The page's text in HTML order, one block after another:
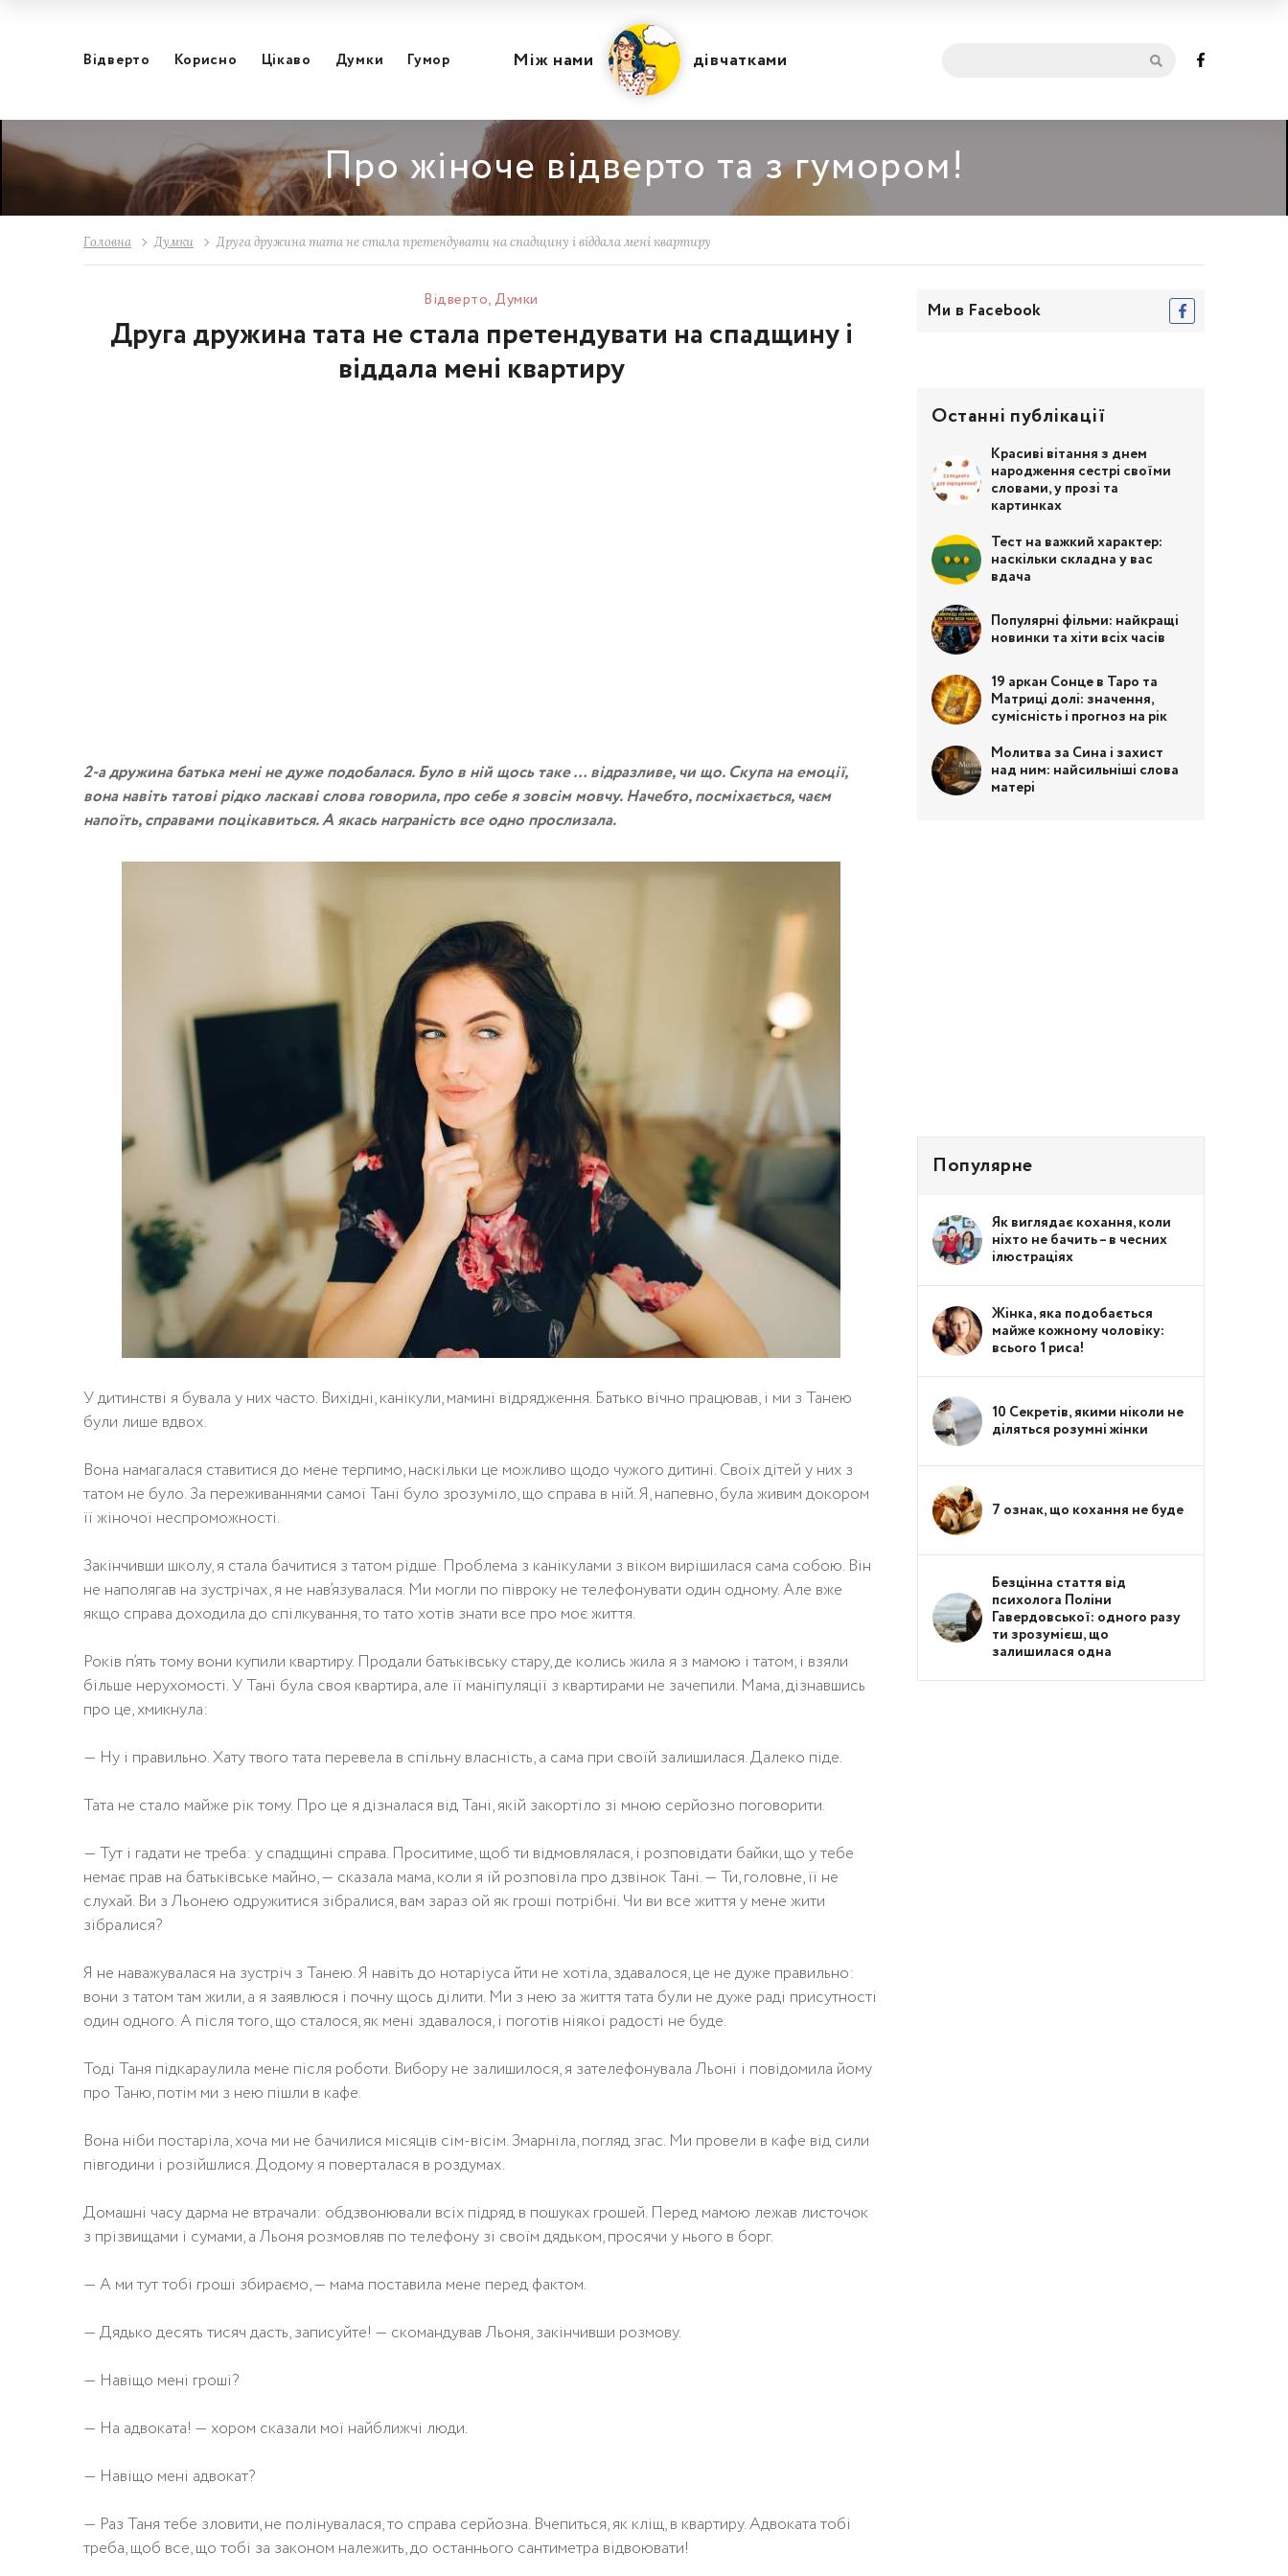
Відвертo Корисно Цікаво Думки Гумор Між нами дівчатками
Про жіноче відверто та з гумором!
Головна Думки Друга дружина тата не стала претендувати на спадщину і віддала мені квартиру
Відвертo,Думки
Друга дружина тата не стала претендувати на спадщину і
віддала мені квартиру
2-а дружина батька мені не дуже подобалася. Було в ній щось таке … відразливе, чи що. Скупа на емоції,
вона навіть татові рідко ласкаві слова говорила, про себе я зовсім мовчу. Начебто, посміхається, чаєм
напоїть, справами поцікавиться. А якась награність все одно прослизала.
У дитинстві я бувала у них часто. Вихідні, канікули, мамині відрядження. Батько вічно працював, і ми з Танею
були лише вдвох.
Вона намагалася ставитися до мене терпимо, наскільки це можливо щодо чужого дитині. Своїх дітей у них з
татом не було. За переживаннями самої Тані було зрозуміло, що справа в ній. Я, напевно, була живим докором
її жіночої неспроможності.
Закінчивши школу, я стала бачитися з татом рідше. Проблема з канікулами з віком вирішилася сама собою. Він
не наполягав на зустрічах, я не нав’язувалася. Ми могли по півроку не телефонувати один одному. Але вже
якщо справа доходила до спілкування, то тато хотів знати все про моє життя.
Років п’ять тому вони купили квартиру. Продали батьківську стару, де колись жила я з мамою і татом, і взяли
більше нерухомості. У Тані була своя квартира, але її маніпуляції з квартирами не зачепили. Мама, дізнавшись
про це, хмикнула:
— Ну і правильно. Хату твого тата перевела в спільну власність, а сама при своїй залишилася. Далеко піде.
Тата не стало майже рік тому. Про це я дізналася від Тані, якій закортіло зі мною серйозно поговорити.
— Тут і гадати не треба: у спадщині справа. Проситиме, щоб ти відмовлялася, і розповідати байки, що у тебе
немає прав на батьківське майно, — сказала мама, коли я їй розповіла про дзвінок Тані. — Ти, головне, її не
слухай. Ви з Льонею одружитися зібралися, вам зараз ой як гроші потрібні. Чи ви все життя у мене жити
зібралися?
Я не наважувалася на зустріч з Танею. Я навіть до нотаріуса йти не хотіла, здавалося, це не дуже правильно:
вони з татом там жили, а я заявлюся і почну щось ділити. Ми з нею за життя тата були не дуже раді присутності
один одного. А після того, що сталося, як мені здавалося, і поготів ніякої радості не буде.
Тоді Таня підкараулила мене після роботи. Вибору не залишилося, я зателефонувала Льоні і повідомила йому
про Таню, потім ми з нею пішли в кафе.
Вона ніби постаріла, хоча ми не бачилися місяців сім-вісім. Змарніла, погляд згас. Ми провели в кафе від сили
півгодини і розійшлися. Додому я поверталася в роздумах.
Домашні часу дарма не втрачали: обдзвонювали всіх підряд в пошуках грошей. Перед мамою лежав листочок
з прізвищами і сумами, а Льоня розмовляв по телефону зі своїм дядьком, просячи у нього в борг.
— А ми тут тобі гроші збираємо, — мама поставила мене перед фактом.
— Дядько десять тисяч дасть, записуйте! — скомандував Льоня, закінчивши розмову.
— Навіщо мені гроші?
— На адвоката! — хором сказали мої найближчі люди.
— Навіщо мені адвокат?
— Раз Таня тебе зловити, не полінувалася, то справа серйозна. Вчепиться, як кліщ, в квартиру. Адвоката тобі
треба, щоб все, що тобі за законом належить, до останнього сантиметра відвоювати!
Ми в Facebook
Останні публікації
Красиві вітання з днем
народження сестрі своїми
словами, у прозі та
картинках
Тест на важкий характер:
наскільки складна у вас
вдача
Популярні фільми: найкращі
новинки та хіти всіх часів
19 аркан Сонце в Таро та
Матриці долі: значення,
сумісність і прогноз на рік
Молитва за Сина і захист
над ним: найсильніші слова
матері
Популярне
Як виглядає кохання, коли
ніхто не бачить – в чесних
ілюстраціях
Жінка, яка подобається
майже кожному чоловіку:
всього 1 риса!
10 Секретів, якими ніколи не
діляться розумні жінки
7 ознак, що кохання не буде
Безцінна стаття від
психолога Поліни
Гавердовської: одного разу
ти зрозумієш, що
залишилася одна